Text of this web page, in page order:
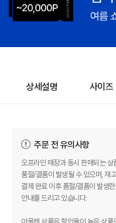
바바캐시 1% 할인
배송 가능 지역
상세설명 사이즈
주문 전 유의사항
오프라인 매장과 동시 판매되는
품절/결품이 발생될 수 있으며, 재
결제 완료 이후 품절/결품이 발생
안내를 드리고 있습니다.